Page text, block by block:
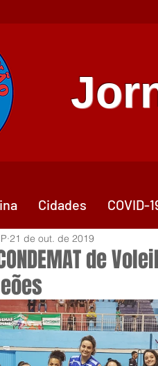
de
21 de out. de 2019
Cidades COVID-